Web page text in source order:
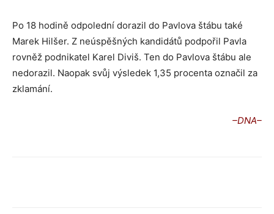
Po 18 hodině odpolední dorazil do Pavlova štábu také
Marek Hilšer. Z neúspěšných kandidátů podpořil Pavla
rovněž podnikatel Karel Diviš. Ten do Pavlova štábu ale
nedorazil. Naopak svůj výsledek 1,35 procenta označil za
zklamání.
–DNA–